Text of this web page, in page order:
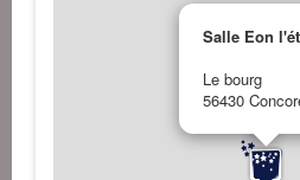
Salle Eon
Le bourg
56430